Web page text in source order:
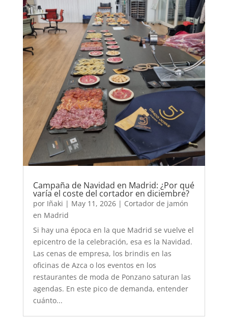
Campaña de Navidad en Madrid: ¿Por qué
varía el coste del cortador en diciembre?
por Iñaki | May 11, 2026| Cortador de jamón
en Madrid
Si hay una época en la que Madrid se vuelve el
epicentro de la celebración, esa es la Navidad.
Las cenas de empresa, los brindis en las
oficinas de Azca o los eventos en los
restaurantes de moda de Ponzano saturan las
agendas. En este pico de demanda, entender
cuánto...